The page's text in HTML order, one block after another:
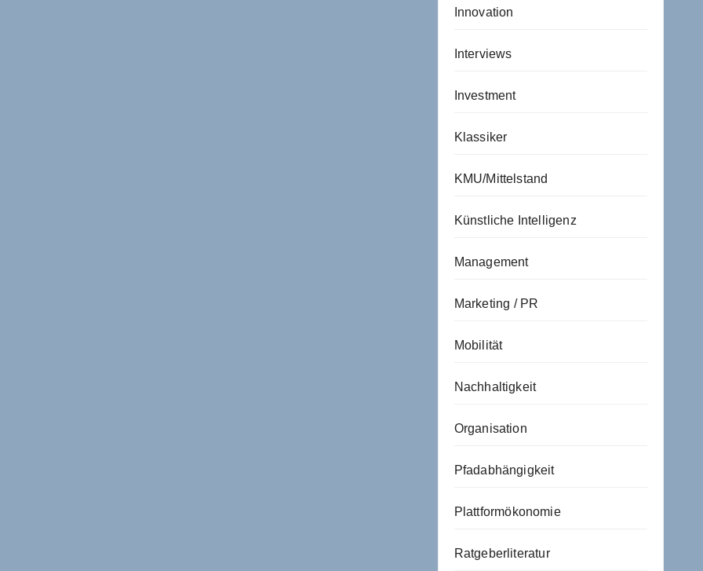
Innovation
Interviews
Investment
Klassiker
KMU/Mittelstand
Künstliche Intelligenz
Management
Marketing / PR
Mobilität
Nachhaltigkeit
Organisation
Pfadabhängigkeit
Plattformökonomie
Ratgeberliteratur